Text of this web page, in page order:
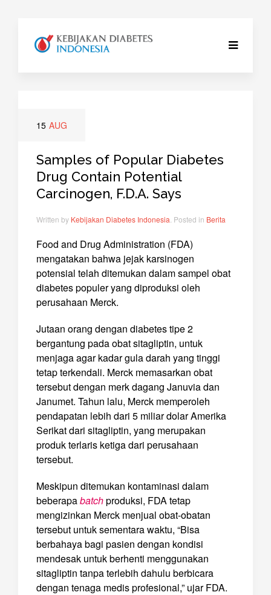
15 AUG
Samples of Popular Diabetes
Drug Contain Potential
Carcinogen, F.D.A. Says
Written by Kebijakan Diabetes Indonesia . Posted in Berita
Food and Drug Administration (FDA)
mengatakan bahwa jejak karsinogen
potensial telah ditemukan dalam sampel obat
diabetes populer yang diproduksi oleh
perusahaan Merck.
Jutaan orang dengan diabetes tipe 2
bergantung pada obat sitagliptin, untuk
menjaga agar kadar gula darah yang tinggi
tetap terkendali. Merck memasarkan obat
tersebut dengan merk dagang Januvia dan
Janumet. Tahun lalu, Merck memperoleh
pendapatan lebih dari 5 miliar dolar Amerika
Serikat dari sitagliptin, yang merupakan
produk terlaris ketiga dari perusahaan
tersebut.
Meskipun ditemukan kontaminasi dalam
beberapabatchproduksi, FDA tetap
mengizinkan Merck menjual obat-obatan
tersebut untuk sementara waktu, “Bisa
berbahaya bagi pasien dengan kondisi
mendesak untuk berhenti menggunakan
sitagliptin tanpa terlebih dahulu berbicara
dengan tenaga medis profesional,” ujar FDA.